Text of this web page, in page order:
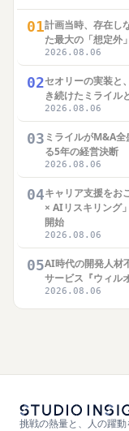
01計画当時、存在し
た最大の「想定外
2026.08.06
02セオリーの実装と
き続けたミライ
2026.08.06
03 ミライルがM&A
る5年の経営決断
2026.08.06
04キャリア支援をお
× AIリスキリング
開始
2026.08.06
05AI時代の開発人材
サービス『ウィル
2026.08.06
挑戦の熱量と、人の躍